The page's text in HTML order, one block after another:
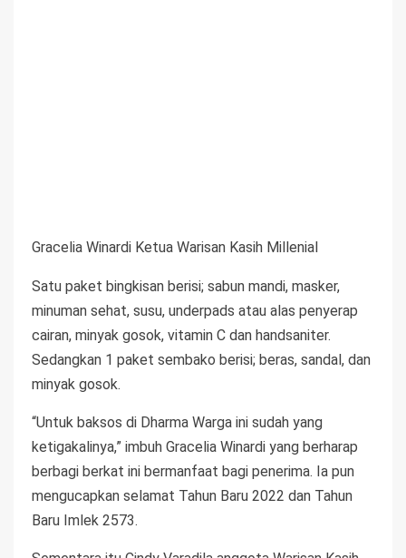
Gracelia Winardi Ketua Warisan Kasih Millenial
Satu paket bingkisan berisi; sabun mandi, masker,
minuman sehat, susu, underpads atau alas penyerap
cairan, minyak gosok, vitamin C dan handsaniter.
Sedangkan 1 paket sembako berisi; beras, sandal, dan
minyak gosok.
“Untuk baksos di Dharma Warga ini sudah yang
ketigakalinya,” imbuh Gracelia Winardi yang berharap
berbagi berkat ini bermanfaat bagi penerima. Ia pun
mengucapkan selamat Tahun Baru 2022 dan Tahun
Baru Imlek 2573.